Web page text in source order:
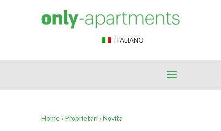
ITALIANO
Home› Proprietari› Novità